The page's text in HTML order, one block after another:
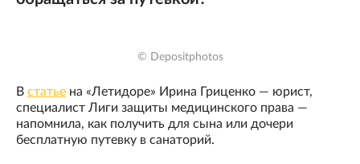
© Depositphotos
В статье на «Летидоре» Ирина Гриценко — юрист,
специалист Лиги защиты медицинского права —
напомнила, как получить для сына или дочери
бесплатную путевку в санаторий.